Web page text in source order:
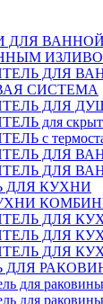
ДЛЯ ВАННОЙ
ДЛЯ
СИСТЕМА
ДЛЯ
для
с
ДЛЯ
ДЛЯ
ДЛЯ КУХНИ
ДЛЯ
ДЛЯ
ДЛЯ
ДЛЯ
для
для